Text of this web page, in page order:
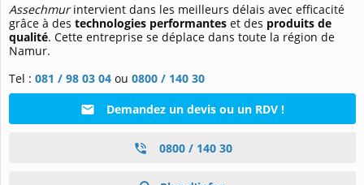
Assechmurintervient dans les meilleurs délais avec efficacité
grâce à des technologies performantes et des produits de
qualité. Cette entreprise se déplace dans toute la région de
Namur.
Tel : 081 / 98 03 04 ou 0800 / 140 30
Demandez un devis ou un RDV !
0800 / 140 30